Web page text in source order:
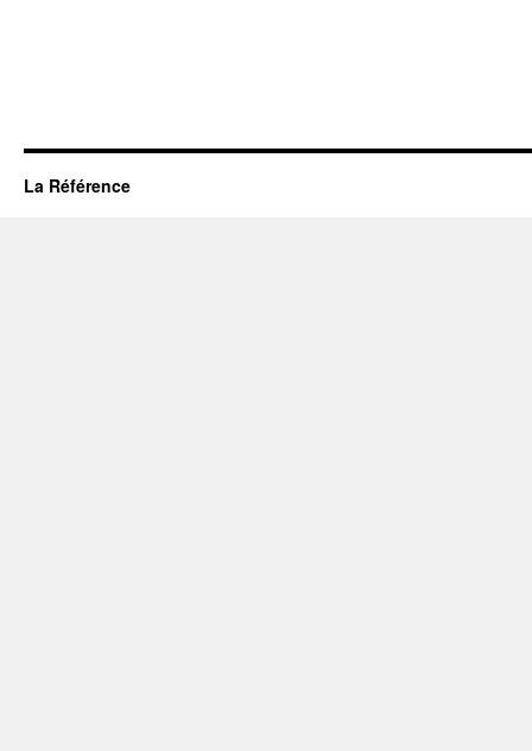
La Référence